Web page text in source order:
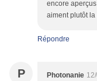
encore
aiment plutôt la
Répondre
P Photonanie